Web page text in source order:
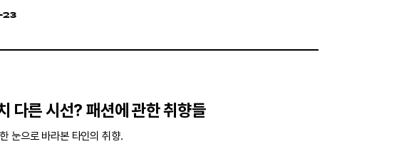
23
다른 시선? 패션에 관한 취향들
눈으로 바라본 타인의 취향.